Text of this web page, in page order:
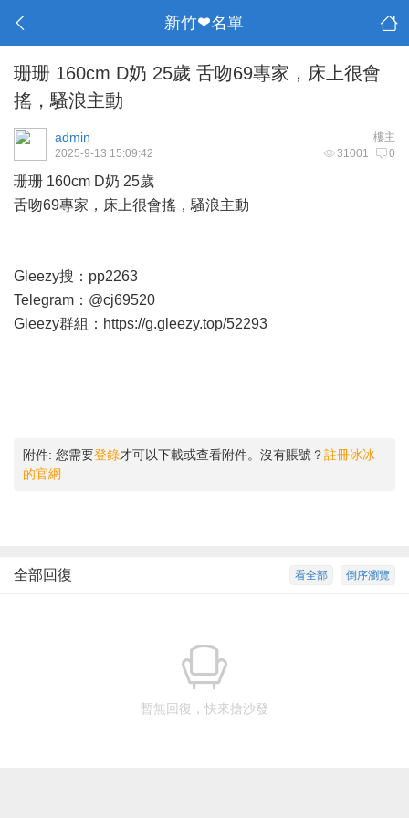
新竹❤名單
珊珊 160cm D奶 25歲 舌吻69專家，床上很會
搖，騷浪主動
樓主
admin
31001 0
2025-9-13 15:09:42
珊珊 160cm D奶 25歲
舌吻69專家，床上很會搖，騷浪主動
Gleezy搜：pp2263
Telegram：@cj69520
Gleezy群組： https://g.gleezy.top/52293
附件: 您需要登錄才可以下載或查看附件。沒有賬號？註冊冰冰
的官網
倒序瀏覽
看全部
全部回復
暫無回復，快來搶沙發